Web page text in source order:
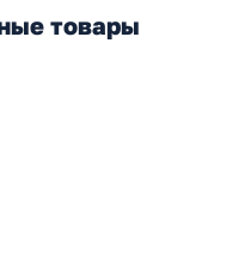
товары